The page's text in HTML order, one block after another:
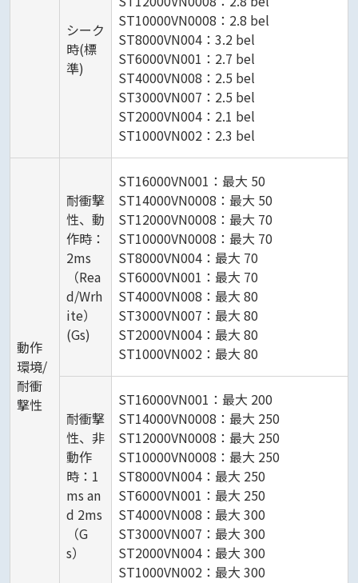
シーク
時(標
準)
ST10000VN0008：2.8 bel
ST8000VN004：3.2 bel
ST6000VN001：2.7 bel
ST4000VN008：2.5 bel
ST3000VN007：2.5 bel
ST2000VN004：2.1 bel
ST1000VN002：2.3 bel
動作
環境/
耐衝
撃性
耐衝撃
性、動
作時：
2ms
（Rea
d/Wrh
ite）
(Gs)
ST16000VN001：最大 50
ST14000VN0008：最大 50
ST12000VN0008：最大 70
ST10000VN0008：最大 70
ST8000VN004：最大 70
ST6000VN001：最大 70
ST4000VN008：最大 80
ST3000VN007：最大 80
ST2000VN004：最大 80
ST1000VN002：最大 80
耐衝撃
性、非
動作
時：1
ms an
d 2ms
（G
s）
ST16000VN001：最大 200
ST14000VN0008：最大 250
ST12000VN0008：最大 250
ST10000VN0008：最大 250
ST8000VN004：最大 250
ST6000VN001：最大 250
ST4000VN008：最大 300
ST3000VN007：最大 300
ST2000VN004：最大 300
ST1000VN002：最大 300